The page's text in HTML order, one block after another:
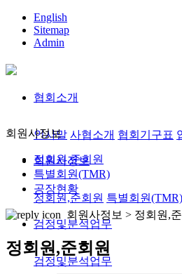
English
Sitemap
Admin
협회소개
인사말 사협소개 협회기구표
회원사정보
정회원,준회원 특별회원(TMR)
검정및분석업무
검정및분석업무
회원사정보
정회원,준회원
특별회원(TMR)
공장현황
회원사정보 > 정회원,
정회원,준회원